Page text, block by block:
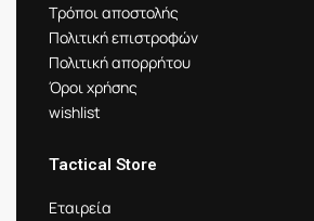
Τρόποι αποστολής
Πολιτική επιστροφών
Πολιτική απορρήτου
Όροι χρήσης
wishlist
Tactical Store
Εταιρεία